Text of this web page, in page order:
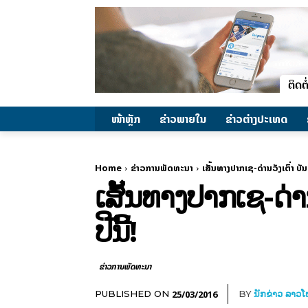
ໜ້າຫຼັກ ຂ່າວພາຍ​ໃນ ຂ່າວຕ່າງປະເທດ
Home ຂ່າວການພັດທະນາ ເສັ້ນທາງປາກເຊ-ດ່ານວັງເຕົ່າ
ເສັ້ນທາງປາກເຊ-
ປີນີ້!
ຂ່າວການພັດທະນາ
PUBLISHED ON 25/03/2016 BYນັກຂ່າວ ລາວ